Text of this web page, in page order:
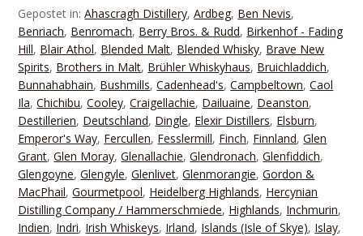
Gepostet in:Ahascragh Distillery,Ardbeg, Ben Nevis,
Benriach, Benromach, Berry Bros. & Rudd, Birkenhof - Fading
Hill, Blair Athol, Blended Malt, Blended Whisky, Brave New
Spirits, Brothers in Malt, Brühler Whiskyhaus, Bruichladdich,
Bunnahabhain, Bushmills,Cadenhead's,Campbeltown,Caol
Ila,Chichibu,Cooley,Craigellachie, Dailuaine, Deanston,
Destillerien, Deutschland, Dingle, Elexir Distillers, Elsburn,
Emperor's Way, Fercullen, Fesslermill, Finch, Finnland,Glen
Grant,Glen Moray,Glenallachie,Glendronach,Glenfiddich,
Glengoyne,Glengyle,Glenlivet,Glenmorangie,Gordon &
MacPhail,Gourmetpool, Heidelberg Highlands, Hercynian
Distilling Company / Hammerschmiede, Highlands, Inchmurin,
Indien, Indri, Irish Whiskeys, Irland, Islands (Isle of Skye), Islay,